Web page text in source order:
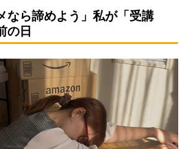
なら諦めよう」私が「受講
の日